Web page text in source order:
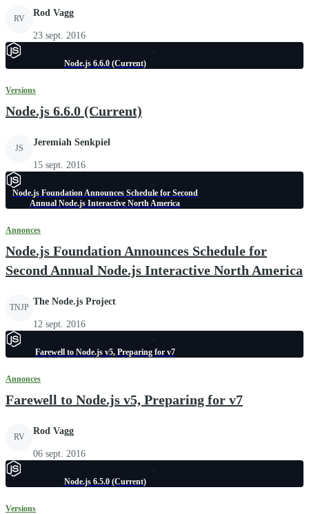
RV
Rod Vagg
23 sept. 2016
Node.js 6.6.0 (Current)
Versions
Node.js 6.6.0 (Current)
JS
Jeremiah Senkpiel
15 sept. 2016
Node.js Foundation Announces Schedule for Second
Annual Node.js Interactive North America
Annonces
Node.js Foundation Announces Schedule for
Second Annual Node.js Interactive North America
TNJP
The Node.js Project
12 sept. 2016
Farewell to Node.js v5, Preparing for v7
Annonces
Farewell to Node.js v5, Preparing for v7
RV
Rod Vagg
06 sept. 2016
Node.js 6.5.0 (Current)
Versions